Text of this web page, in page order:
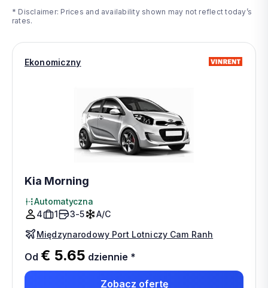
* Disclaimer: Prices and availability shown may not reflect today’s
rates.
Ekonomiczny
Kia Morning
Automatyczna
4
1 3-5
A/C
Międzynarodowy Port Lotniczy Cam Ranh
Od € 5.65 dziennie *
Zobacz ofertę